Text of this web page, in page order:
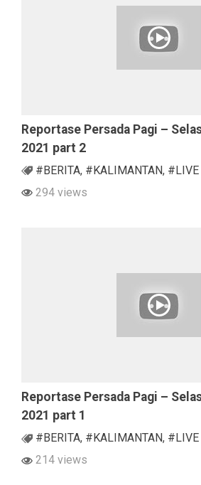
Reportase Persada Pagi –
2021 part 2
#BERITA, #KALIMANTAN, #LIVE
294 views
Reportase Persada Pagi –
2021 part 1
#BERITA, #KALIMANTAN, #LIVE
214 views